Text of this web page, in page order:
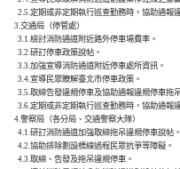
2.5.定期或非定期執行巡查勤務時，協助通報
      3.交通局（停管處）
        3.1.檢討消防通道附近路外停車場費率。
        3.2.研訂停車政策說帖。
        3.3.加強宣導消防通道附近停車處所資訊。
        3.4.宣導民眾瞭解臺北市停車政策。
3.5.取締告發違規停車及協助通報違規停車拖
3.6.定期或非定期執行巡查勤務時，協助通報
      4.警察局（各分局、交通警察大隊）
        4.1.研訂消防通道加強取締拖吊違規停車說帖。
        4.2.協助排除劃設標線過程民眾抗爭等障礙。
        4.3.取締、告發及拖吊違規停車。